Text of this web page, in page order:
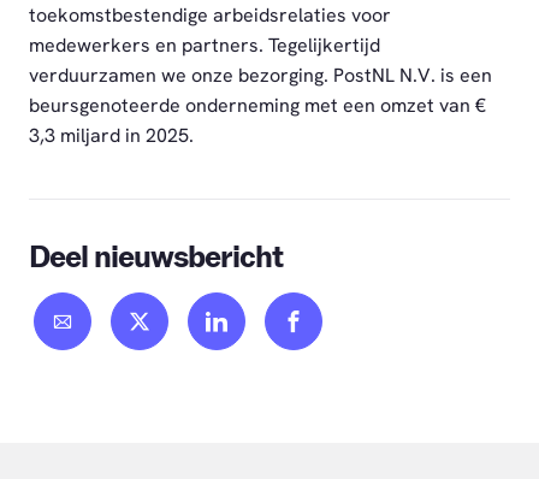
toekomstbestendige arbeidsrelaties voor
medewerkers en partners. Tegelijkertijd
verduurzamen we onze bezorging. PostNL N.V. is een
beursgenoteerde onderneming met een omzet van €
3,3 miljard in 2025.
Deel nieuwsbericht